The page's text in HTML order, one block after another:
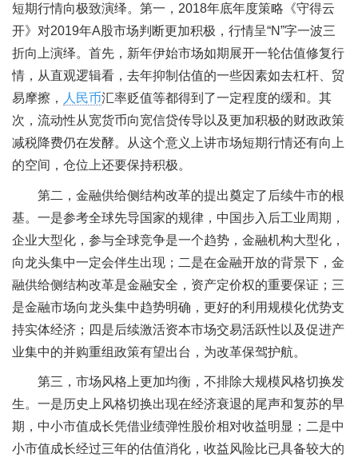
短期行情向极致演绎。第一，2018年底年度策略《守得云
开》对2019年A股市场判断更加积极，行情呈“N”字一波三
折向上演绎。首先，新年伊始市场如期展开一轮估值修复行
情，从直观逻辑看，去年抑制估值的一些因素如去杠杆、贸
易摩擦，
人民币汇率贬值等都得到了一定程度的缓和。其
次，流动性从宽货币向宽信贷传导以及更加积极的财政政策
减税降费仍在发酵。从这个意义上讲市场短期行情还有向上
的空间，仓位上还要保持积极。
第二，金融供给侧结构改革的提出奠定了后续牛市的根
基。一是参考全球先导国家的规律，中国步入后工业周期，
企业大型化，参与全球竞争是一个趋势，金融机构大型化，
向龙头集中一定会伴生出现；二是在金融开放的背景下，金
融供给侧结构改革是金融安全，资产定价权的重要保证；三
是金融市场向龙头集中趋势明确，更好的利用规模化优势支
持实体经济；四是后续激活资本市场交易活跃性以及促进产
业集中的并购重组政策有望出台，为改革保驾护航。
第三，市场风格上更加均衡，不排除大规模风格切换发
生。一是历史上风格切换出现在经济衰退的尾声和复苏的早
期，中小市值成长凭借业绩弹性股价相对收益明显；二是中
小市值成长经过三年的估值消化，收益风险比已具备较大的